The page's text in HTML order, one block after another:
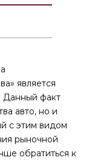
является
Данный факт
авто, но и
с этим видом
рыночной
обратиться к